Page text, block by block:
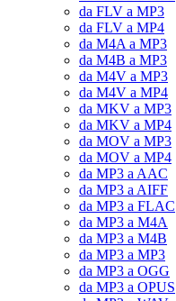
da FLV a MP3
da FLV a MP4
da M4A a MP3
da M4B a MP3
da M4V a MP3
da M4V a MP4
da MKV a MP3
da MKV a MP4
da MOV a MP3
da MOV a MP4
da MP3 a AAC
da MP3 a AIFF
da MP3 a FLAC
da MP3 a M4A
da MP3 a M4B
da MP3 a MP3
da MP3 a OGG
da MP3 a OPUS